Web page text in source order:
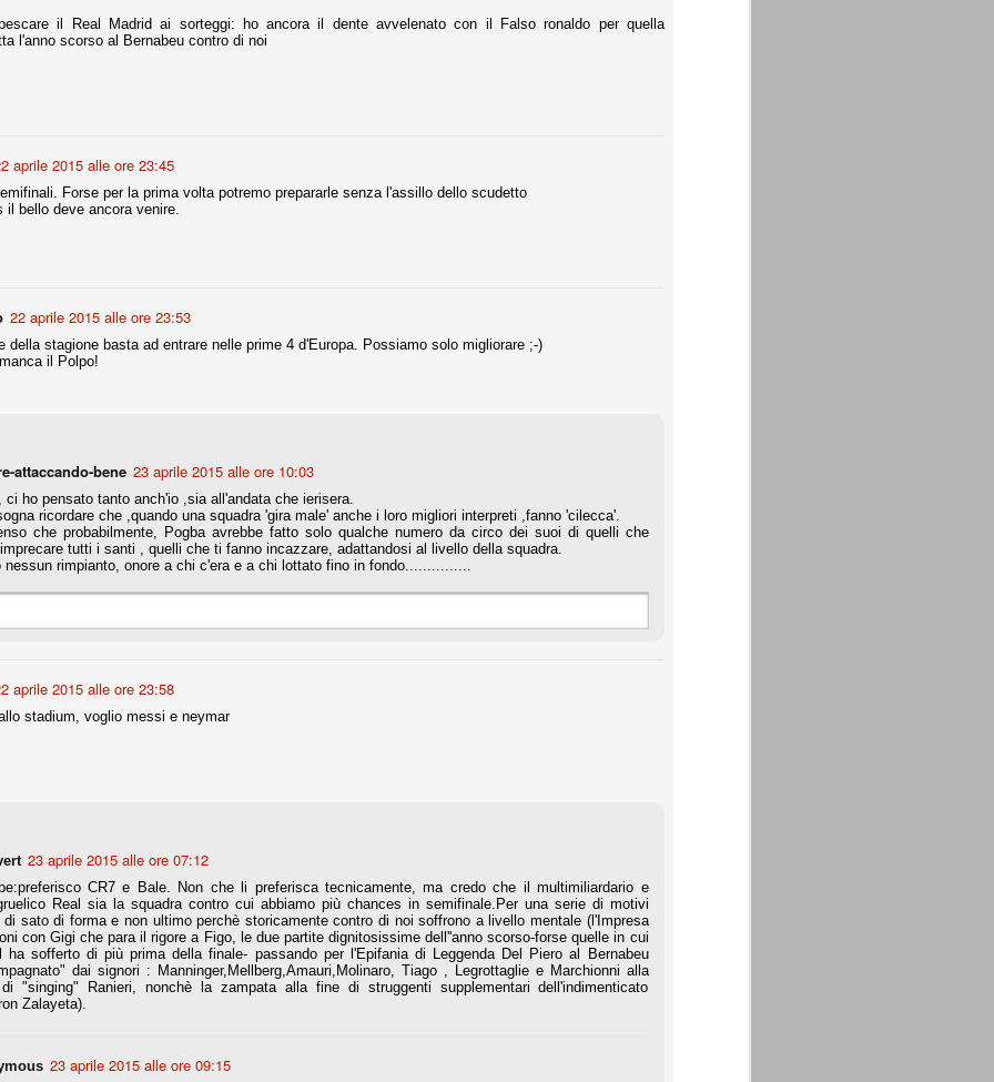
il Real Madrid ai sorteggi: ho ancora il dente avvelenato con il Falso ronaldo per quella
l'anno scorso al Bernabeu contro di noi
aprile 2015 alle ore 23:45
Forse per la prima volta potremo prepararle senza l'assillo dello scudetto
il bello deve ancora venire.
22 aprile 2015 alle ore 23:53
della stagione basta ad entrare nelle prime 4 d'Europa. Possiamo solo migliorare ;-)
il Polpo!
attaccando-bene 23 aprile 2015 alle ore 10:03
ci ho pensato tanto anch'io ,sia all'andata che ierisera.
ricordare che ,quando una squadra 'gira male' anche i loro migliori interpreti ,fanno 'cilecca'.
che probabilmente, Pogba avrebbe fatto solo qualche numero da circo dei suoi di quelli che
tutti i santi , quelli che ti fanno incazzare, adattandosi al livello della squadra.
nessun rimpianto, onore a chi c'era e a chi lottato fino in fondo...............
aprile 2015 alle ore 23:58
stadium, voglio messi e neymar
23 aprile 2015 alle ore 07:12
CR7 e Bale. Non che li preferisca tecnicamente, ma credo che il multimiliardario e
Real sia la squadra contro cui abbiamo più chances in semifinale.Per una serie di motivi
sato di forma e non ultimo perchè storicamente contro di noi soffrono a livello mentale (l'Impresa
con Gigi che para il rigore a Figo, le due partite dignitosissime dell''anno scorso-forse quelle in cui
ha sofferto di più prima della finale- passando per l'Epifania di Leggenda Del Piero al Bernabeu
dai signori : Manninger,Mellberg,Amauri,Molinaro, Tiago , Legrottaglie e Marchionni alla
"singing" Ranieri, nonchè la zampata alla fine di struggenti supplementari dell'indimenticato
Zalayeta).
23 aprile 2015 alle ore 09:15
di sfortuna. Partita sbagliata come impostazione, a cominciare
la gestione della stessa. Può succedere. Oggi anche Allegri ha
falso, o c'è qualcosa di più?
della sentenza di primo grado del processo sportivo
polemica sviluppatasi in questi giorni, soprattutto fra tifosi
Teramo, l'ingiustizia sportiva
Nei giorni scorsi abbiamo ricevuto alcuni messaggi di amici
situazione di Conte, oltre ai tanti altri tirati in ballo solo da
di terze parti (senza riscontri oggettivi), ora si punta il dito
il Teramo.
ha conseguito il suo ottavo successo nelle 19 competizioni
- Lazio 2-0
italiana, diventando così la squadra più titolata in Italia in
il Milan (a meno di classifiche e tabelle "galliane"), fermo a quota 6.
i bianconeri a trovare una certa unità dopo le prime deludenti
non è una barzelletta. O forse sì, fate voi, ma non fa ridere. Ci
europee, e tutti e due sono appena arrivati a giocare in Italia. Il